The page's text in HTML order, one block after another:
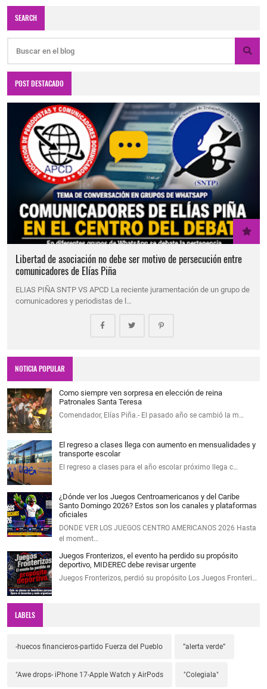
SEARCH
POST DESTACADO
Libertad de asociación no debe ser motivo de persecución entre
comunicadores de Elías Piña
ELIAS PIÑA SNTP VS APCD La reciente juramentación de un grupo de
comunicadores y periodistas de l…
NOTICIA POPULAR
Como siempre ven sorpresa en elección de reina
Patronales Santa Teresa
Comendador, Elías Piña.- El pasado año se cambió la m…
El regreso a clases llega con aumento en mensualidades y
transporte escolar
El regreso a clases para el año escolar próximo llega c…
¿Dónde ver los Juegos Centroamericanos y del Caribe
Santo Domingo 2026? Estos son los canales y plataformas
oficiales
DONDE VER LOS JUEGOS CENTRO AMERICANOS 2026 Hasta
el moment…
Juegos Fronterizos, el evento ha perdido su propósito
deportivo, MIDEREC debe revisar urgente
Juegos Fronterizos, perdió su propósito Los Juegos Fronteri…
LABELS
-huecos financieros-partido Fuerza del Pueblo ”alerta verde”
"Awe drops- iPhone 17-Apple Watch y AirPods "Colegiala"